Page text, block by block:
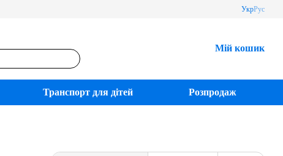
УкрРус
Мій кошик
Транспорт для дітей Розпродаж